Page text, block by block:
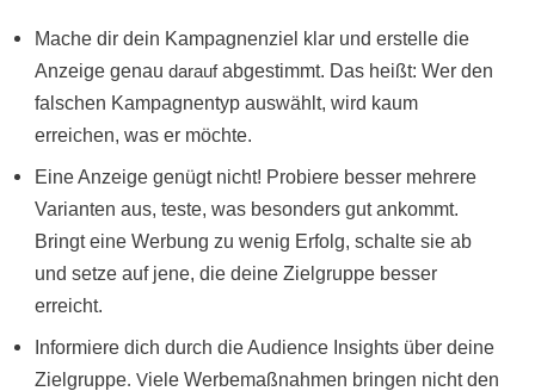
Mache dir dein Kampagnenziel klar und erstelle die
Anzeige genau daraufabgestimmt. Das heißt: Wer den
falschen Kampagnentyp auswählt, wird kaum
erreichen, was er möchte.
Eine Anzeige genügt nicht! Probiere besser mehrere
Varianten aus, teste, was besonders gut ankommt.
Bringt eine Werbung zu wenig Erfolg, schalte sie ab
und setze auf jene, die deine Zielgruppe besser
erreicht.
Informiere dich durch die Audience Insights über deine
Zielgruppe. Viele Werbemaßnahmen bringen nicht den